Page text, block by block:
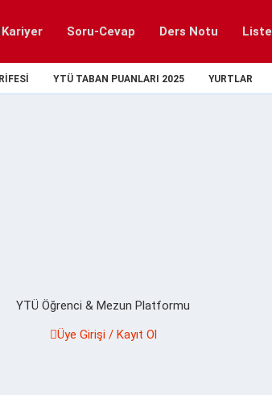
Kariyer Soru-Cevap Ders Notu Liste
YTÜ TABAN PUANLARI 2025 YURTLAR
YTÜ Öğrenci & Mezun Platformu
Üye Girişi / Kayıt Ol